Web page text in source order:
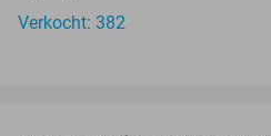
Verkocht: 382